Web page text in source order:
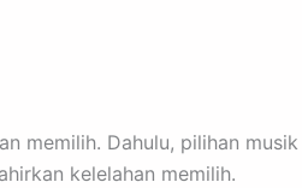
memilih. Dahulu, pilihan musik
kelelahan memilih.